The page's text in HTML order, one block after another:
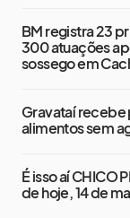
BM registra 23
300 atuações
sossego em
Gravataí
alimentos sem
É isso aí CHICO
de hoje, 14 de